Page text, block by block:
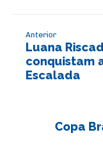
Anterior
Luana
conquistam
Escalada
Copa